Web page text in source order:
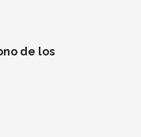
de los